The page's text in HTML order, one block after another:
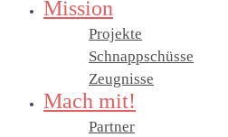
Mission
Projekte
Schnappschüsse
Zeugnisse
Mach mit!
Partner